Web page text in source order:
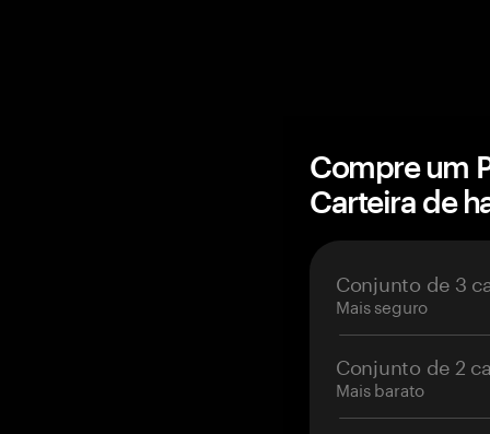
Compre um
Carteira de
Conjunto de 3
Mais seguro
Conjunto de 2
Mais barato